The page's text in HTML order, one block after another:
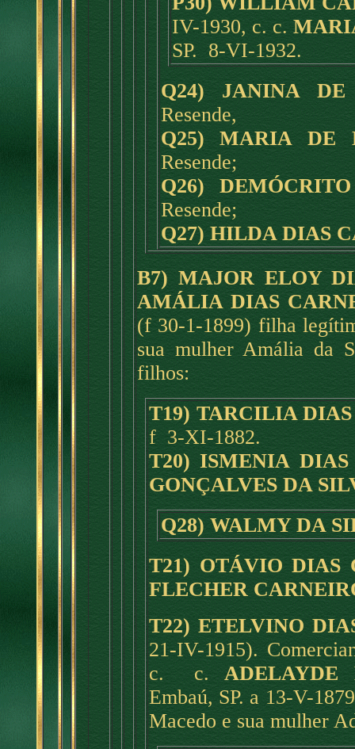
IV-1930, c. c.
SP. 8-VI-1932.
Q24) JANINA DE
Resende,
Q25) MARIA DE
Resende;
Q26)
Resende;
Q27) HILDA DIAS
B7) MAJOR ELOY
AMÁLIA DIAS
(f 30-1-1899) filha
sua mulher Amália da
filhos:
T19) TARCILIA
f 3-XI-1882.
T20) ISMENIA
GONÇALVES DA
Q28) WALMY DA
T21) OTÁVIO DIAS
FLECHER
T22) ETELVINO
21-IV-1915).
c. c.
Embaú, SP. a 13-V-
Macedo e sua mulher